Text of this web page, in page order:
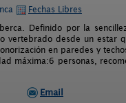
Fechas Libres
Definido por la
vertebrado desde un estar
en paredes y
máxima:6 personas,
Email